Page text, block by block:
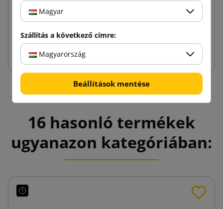
Kosárba
16 hasonló termékek
ugyanazon kategóriában:
Magyar
Szállítás a következő címre:
Magyarország
Beállítások mentése